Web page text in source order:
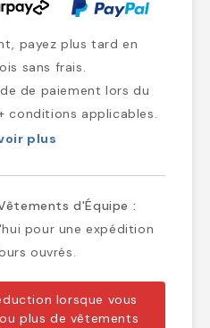
payez plus tard en
sans frais.
de paiement lors du
conditions applicables.
plus
d'Équipe :
pour une expédition
ouvrés.
lorsque vous
plus de vêtements